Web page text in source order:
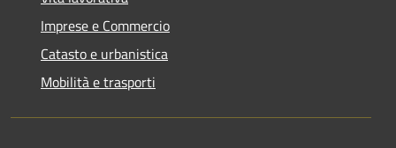
Imprese e Commercio
Catasto e urbanistica
Mobilità e trasporti